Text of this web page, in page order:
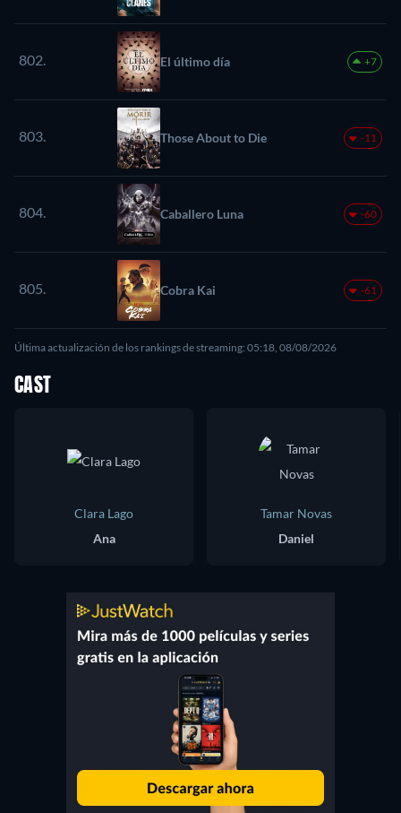
802. El último día +7
803. Those About to Die -11
804. Caballero Luna -60
805. Cobra Kai -61
Última actualización de los rankings de streaming: 05:18, 08/08/2026
CAST
Clara Lago
Ana
Tamar Novas
Daniel